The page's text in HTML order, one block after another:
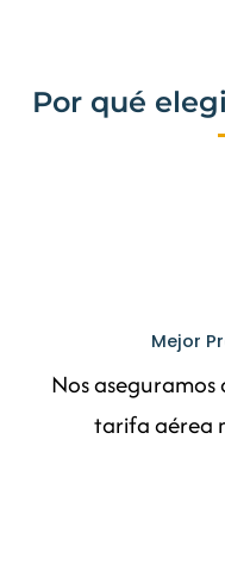
Por qué
Mejor
Nos
tarifa aérea